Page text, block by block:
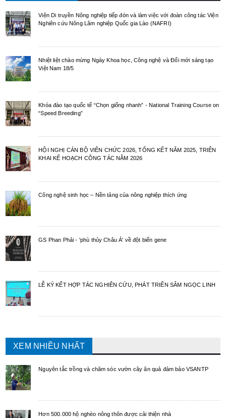
Viện Di truyền Nông nghiệp tiếp đón và làm việc với đoàn công tác Viện
Nghiên cứu Nông Lâm nghiệp Quốc gia Lào (NAFRI)
Nhiệt liệt chào mừng Ngày Khoa học, Công nghệ và Đổi mới sáng tạo
Việt Nam 18/5
Khóa đào tạo quốc tế “Chọn giống nhanh” - National Training Course on
“Speed Breeding”
HỘI NGHỊ CÁN BỘ VIÊN CHỨC 2026, TỔNG KẾT NĂM 2025, TRIỂN
KHAI KẾ HOẠCH CÔNG TÁC NĂM 2026
Công nghệ sinh học – Nền tảng của nông nghiệp thích ứng
GS Phan Phải - 'phù thủy Châu Á' về đột biến gene
LỄ KÝ KẾT HỢP TÁC NGHIÊN CỨU, PHÁT TRIỂN SÂM NGỌC LINH
XEM NHIỀU NHẤT
Nguyên tắc trồng và chăm sóc vườn cây ăn quả đảm bảo VSANTP
Hơn 500.000 hộ nghèo nông thôn được cải thiện nhà